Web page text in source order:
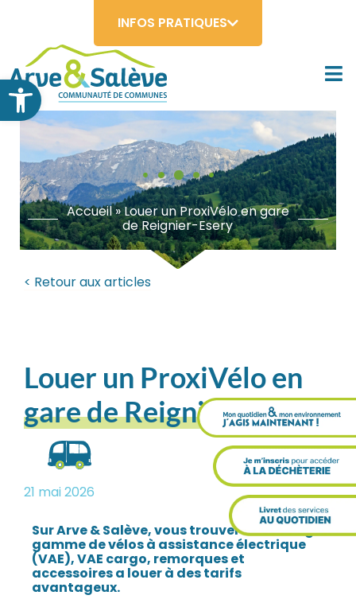
Ouvrir la barre d’outils
INFOS PRATIQUES
Accueil»Louer un ProxiVélo en gare
de Reignier-Esery
< Retour aux articles
Louer un ProxiVélo en
gare de Reignier-Esery
21 mai 2026
Sur Arve & Salève, vous trouverez une large
gamme de vélos à assistance électrique
(VAE), VAE cargo, remorques et
accessoires a louer à des tarifs
avantageux.